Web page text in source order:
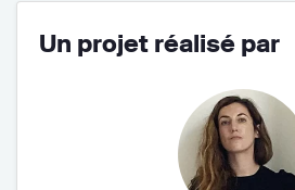
Un projet réalisé par